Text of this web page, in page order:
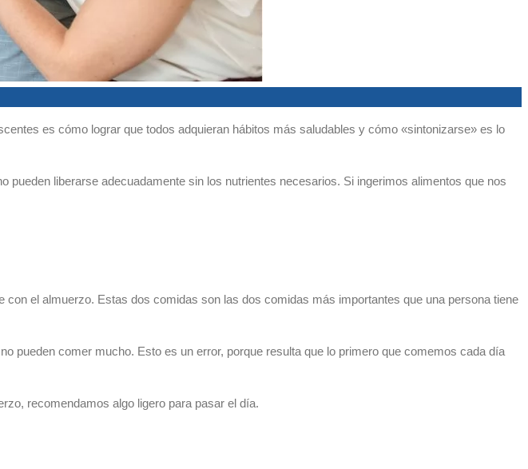
es cómo lograr que todos adquieran hábitos más saludables y cómo «sintonizarse» es lo
liberarse adecuadamente sin los nutrientes necesarios. Si ingerimos alimentos que nos
el almuerzo. Estas dos comidas son las dos comidas más importantes que una persona tiene
pueden comer mucho. Esto es un error, porque resulta que lo primero que comemos cada día
recomendamos algo ligero para pasar el día.